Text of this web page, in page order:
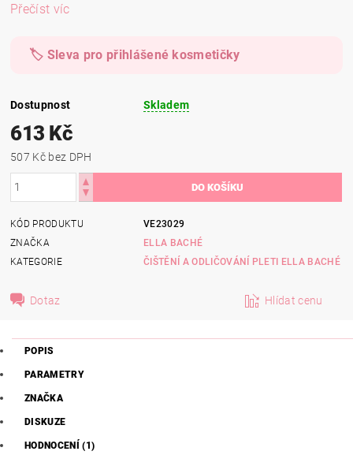
Přečíst víc
🏷️ Sleva pro přihlášené kosmetičky
Dostupnost Skladem
613 Kč
507 Kč bez DPH
KÓD PRODUKTU
VE23029
ZNAČKA
ELLA BACHÉ
KATEGORIE
ČIŠTĚNÍ A ODLIČOVÁNÍ PLETI ELLA BACHÉ
Dotaz Hlídat cenu
POPIS
PARAMETRY
ZNAČKA
DISKUZE
HODNOCENÍ (1)